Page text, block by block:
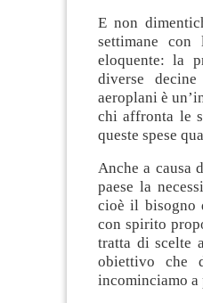
E non
settimane
eloquente: la
diverse
aeroplani è
chi affronta le
queste spese
Anche a causa
paese la
cioè il bisogno
con spirito
tratta di scelte
obiettivo che
incominciamo a